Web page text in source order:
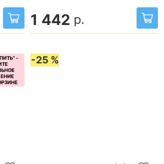
1 442 р.
-25 %